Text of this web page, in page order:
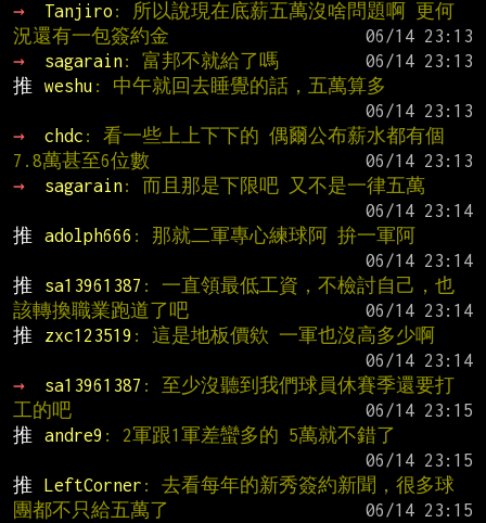
→
Tanjiro : 所以說現在底薪五萬沒啥問題啊 更何
況還有一包簽約金
→
sagarain: 富邦不就給了嗎
推
weshu : 中午就回去睡覺的話，五萬算多
→
chdc : 看一些上上下下的 偶爾公布薪水都有個
7.8萬甚至6位數
→
sagarain: 而且那是下限吧 又不是一律五萬
推
adolph666 : 那就二軍專心練球阿 拚一軍阿
推
sa13961387 : 一直領最低工資，不檢討自己，也
該轉換職業跑道了吧
推
zxc123519 : 這是地板價欸 一軍也沒高多少啊
→
sa13961387 : 至少沒聽到我們球員休賽季還要打
工的吧
推
andre9 : 2軍跟1軍差蠻多的 5萬就不錯了
推
LeftCorner : 去看每年的新秀簽約新聞，很多球
團都不只給五萬了